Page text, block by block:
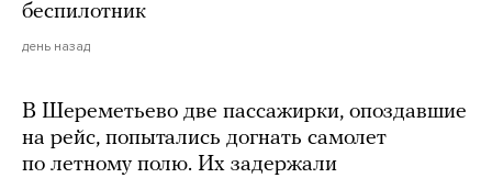
беспилотник
день назад
В Шереметьево две пассажирки, опоздавшие
на рейс, попытались догнать самолет
по летному полю. Их задержали